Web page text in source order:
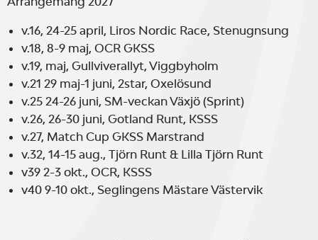
v.16, 24-25 april, Liros Nordic Race, Stenugnsung
v.18, 8-9 maj, OCR GKSS
v.19, maj, Gullviverallyt, Viggbyholm
v.21 29 maj-1 juni, 2star, Oxelösund
v.25 24-26 juni, SM-veckan Växjö (Sprint)
v.26, 26-30 juni, Gotland Runt, KSSS
v.27, Match Cup GKSS Marstrand
v.32, 14-15 aug., Tjörn Runt & Lilla Tjörn Runt
v39 2-3 okt., OCR, KSSS
v40 9-10 okt., Seglingens Mästare Västervik